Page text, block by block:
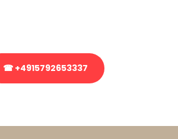
☎ +4915792653337